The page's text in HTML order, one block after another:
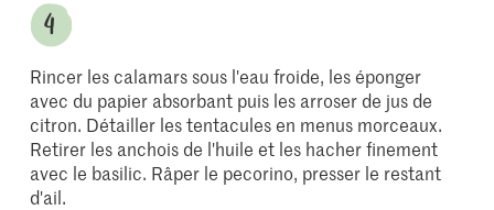
Rincer les calamars sous l'eau froide, les éponger
avec du papier absorbant puis les arroser de jus de
citron. Détailler les tentacules en menus morceaux.
Retirer les anchois de l'huile et les hacher finement
avec le basilic. Râper le pecorino, presser le restant
d'ail.